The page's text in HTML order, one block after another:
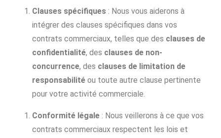
Clauses spécifiques : Nous vous aiderons à
intégrer des clauses spécifiques dans vos
contrats commerciaux, telles que des clauses de
confidentialité, des clauses de non-
concurrence, des clauses de limitation de
responsabilité ou toute autre clause pertinente
pour votre activité commerciale.
Conformité légale : Nous veillerons à ce que vos
contrats commerciaux respectent les lois et